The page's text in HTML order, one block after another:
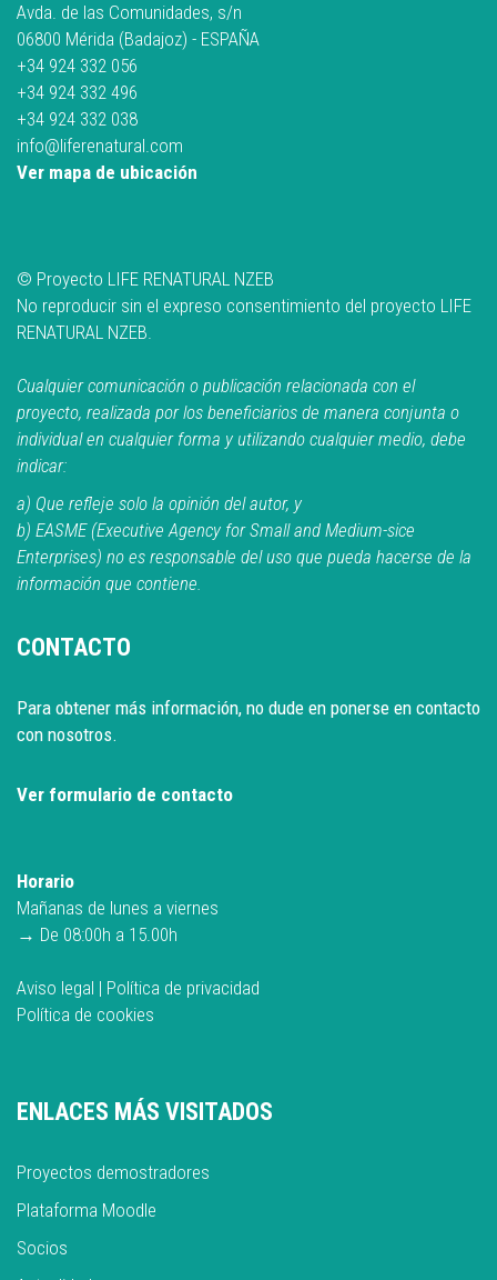
Avda. de las Comunidades, s/n
06800 Mérida (Badajoz) - ESPAÑA
+34 924 332 056
+34 924 332 496
+34 924 332 038
info@liferenatural.com
Ver mapa de ubicación
© Proyecto LIFE RENATURAL NZEB
No reproducir sin el expreso consentimiento del proyecto LIFE
RENATURAL NZEB.
Cualquier comunicación o publicación relacionada con el
proyecto, realizada por los beneficiarios de manera conjunta o
individual en cualquier forma y utilizando cualquier medio, debe
indicar:
a) Que refleje solo la opinión del autor, y
b) EASME (Executive Agency for Small and Medium-sice
Enterprises) no es responsable del uso que pueda hacerse de la
información que contiene.
CONTACTO
Para obtener más información, no dude en ponerse en contacto
con nosotros.
Ver formulario de contacto
Horario
Mañanas de lunes a viernes
→ De 08:00h a 15.00h
Aviso legal | Política de privacidad
Política de cookies
ENLACES MÁS VISITADOS
Proyectos demostradores
Plataforma Moodle
Socios